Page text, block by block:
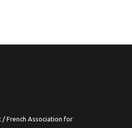
/ French Association for